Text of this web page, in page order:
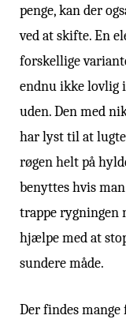
penge, kan der
ved at skifte. En
forskellige
endnu ikke lovlig
uden. Den med
har lyst til at
røgen helt på
benyttes hvis
trappe rygningen
hjælpe med at
sundere måde.
Der findes